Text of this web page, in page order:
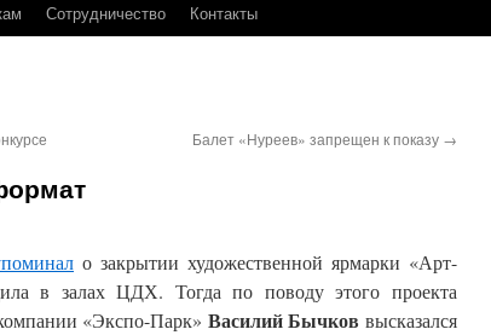
Сотрудничество Контакты
Балет «Нуреев» запрещен к показу →
о закрытии художественной ярмарки «Арт-
в залах ЦДХ. Тогда по поводу этого проекта
«Экспо-Парк» Василий Бычков высказался